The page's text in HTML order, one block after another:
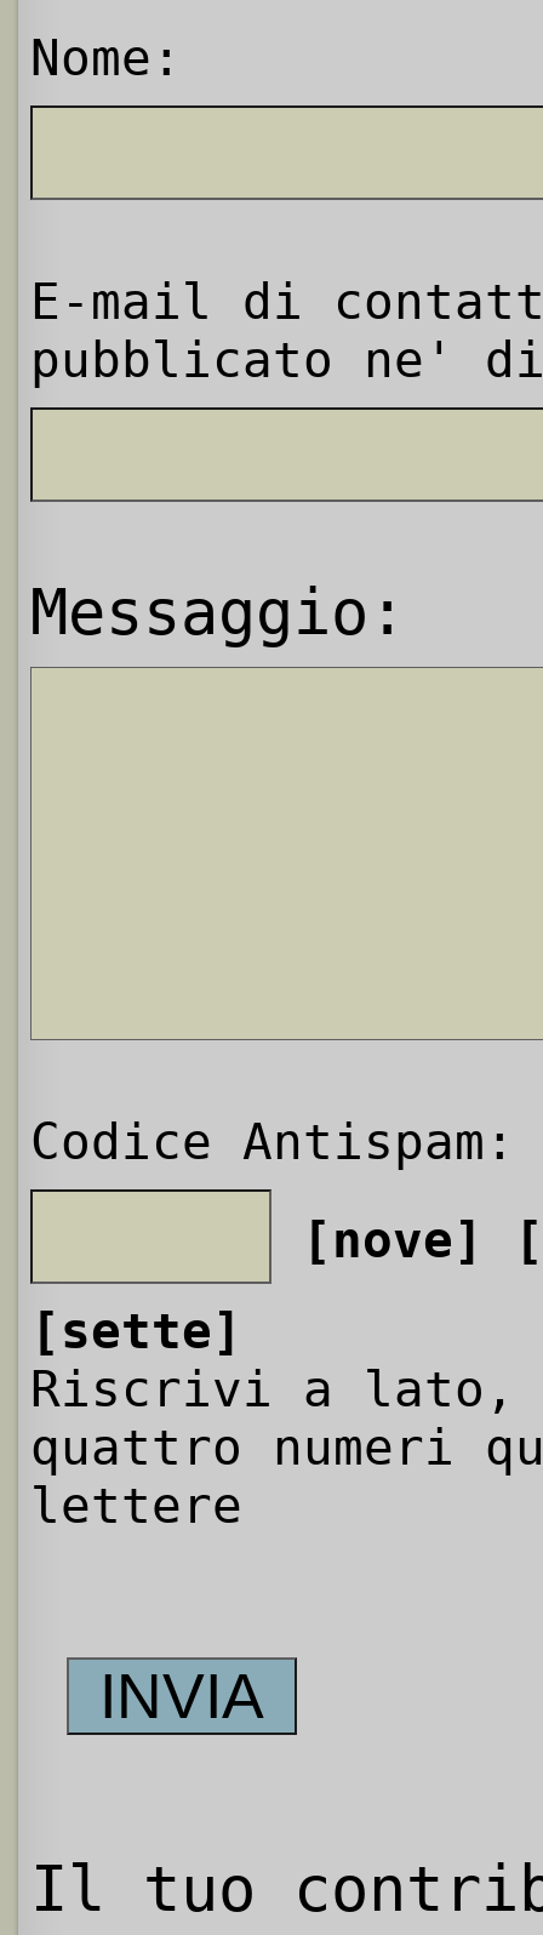
Nome:
E-mail di
pubblicato ne'
Messaggio:
Codice Antispam:
[nove]
[sette]
Riscrivi a
quattro numeri
lettere
Il tuo